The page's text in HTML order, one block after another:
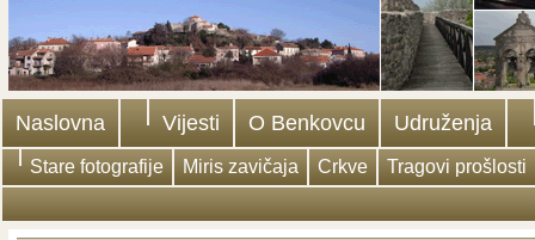
Naslovna Vijesti O Benkovcu Udruženja
Stare fotografije Miris zavičaja Crkve Tragovi prošlosti